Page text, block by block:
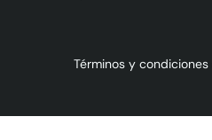
Términos y